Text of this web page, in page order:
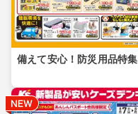
備えて安心！防災用品特集